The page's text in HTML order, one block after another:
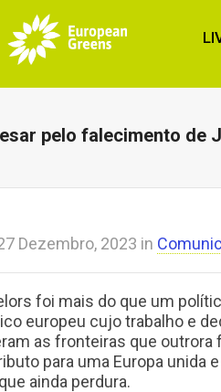
pelo falecimento de
Dezembro, 2023 in
foi mais do que um
europeu cujo trabalho e
as fronteiras que outrora
para uma Europa unida
ainda perdura.